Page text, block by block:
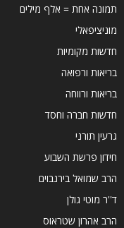
תמונה אחת = אלף מילים
מוניציפאלי
חדשות מקומיות
בריאות ורפואה
בריאות ורווחה
חדשות חברה וחסד
גרעין תורני
חידון פרשת השבוע
הרב שמואל בירנבוים
ד''ר מוטי גולן
הרב אהרון שטראוס